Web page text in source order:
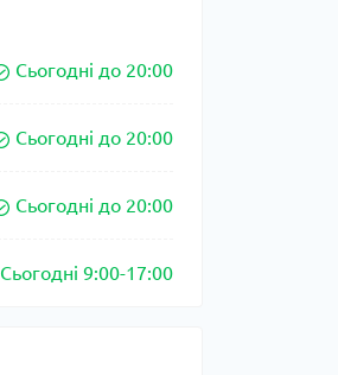
Сьогодні до 20:00
Сьогодні до 20:00
Сьогодні до 20:00
Сьогодні 9:00-17:00